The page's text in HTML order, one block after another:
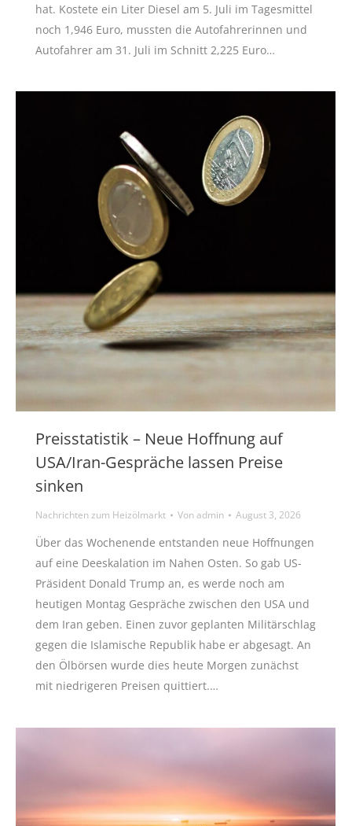
hat. Kostete ein Liter Diesel am 5. Juli im Tagesmittel
noch 1,946 Euro, mussten die Autofahrerinnen und
Autofahrer am 31. Juli im Schnitt 2,225 Euro…
Preisstatistik – Neue Hoffnung auf
USA/Iran-Gespräche lassen Preise
sinken
Nachrichten zum Heizölmarkt Vonadmin August 3, 2026
Über das Wochenende entstanden neue Hoffnungen
auf eine Deeskalation im Nahen Osten. So gab US-
Präsident Donald Trump an, es werde noch am
heutigen Montag Gespräche zwischen den USA und
dem Iran geben. Einen zuvor geplanten Militärschlag
gegen die Islamische Republik habe er abgesagt. An
den Ölbörsen wurde dies heute Morgen zunächst
mit niedrigeren Preisen quittiert.…